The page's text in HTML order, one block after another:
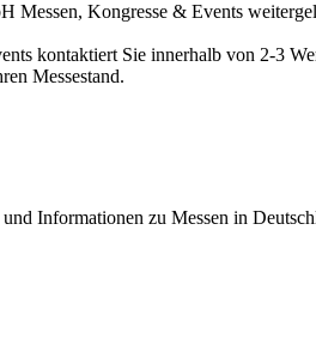
Messen, Kongresse & Events
kontaktiert Sie innerhalb von 2-3
Messestand.
Informationen zu Messen in